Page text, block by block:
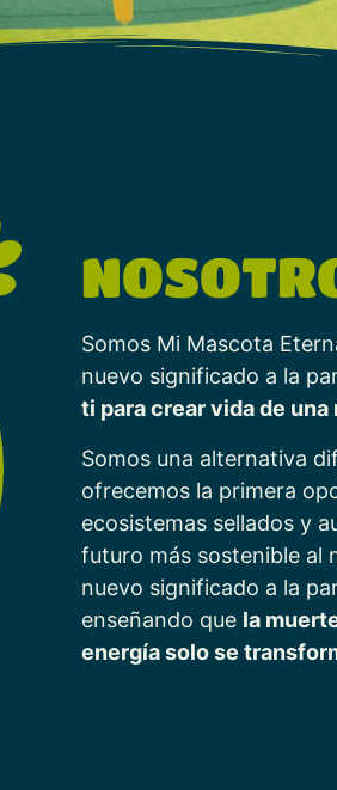
Somos Mi Mascota
nuevo significado a la
ti para crear vida de
Somos una alternativa
ofrecemos la primera
ecosistemas sellados y
futuro más sostenible al
nuevo significado a la
enseñando que la
energía solo se